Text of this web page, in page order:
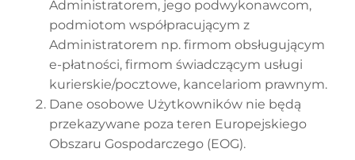
Administratorem, jego podwykonawcom,
podmiotom współpracującym z
Administratorem np. firmom obsługującym
e-płatności, firmom świadczącym usługi
kurierskie/pocztowe, kancelariom prawnym.
Dane osobowe Użytkowników nie będą
przekazywane poza teren Europejskiego
Obszaru Gospodarczego (EOG).